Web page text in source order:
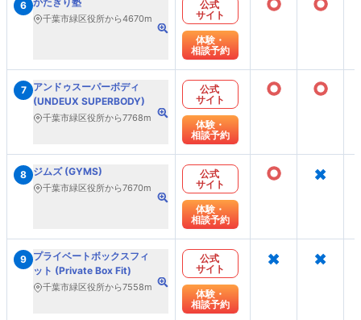
6
千葉市緑区役所から4670m
公式
サイト
体験・
相談予約
○ ○
7
アンドゥスーパーボディ
(UNDEUX SUPERBODY)
千葉市緑区役所から7768m
公式
サイト
体験・
相談予約
○ ○
8 ジムズ (GYMS)
千葉市緑区役所から7670m
公式
サイト
体験・
相談予約
○ ×
9 プライベートボックスフィ
ット (Private Box Fit)
千葉市緑区役所から7558m
公式
サイト
体験・
相談予約
× ×